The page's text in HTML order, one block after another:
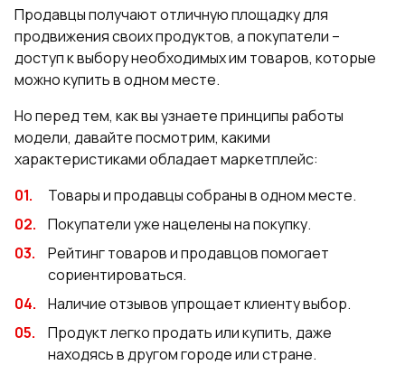
Продавцы получают отличную площадку для
продвижения своих продуктов, а покупатели –
доступ к выбору необходимых им товаров, которые
можно купить в одном месте.
Но перед тем, как вы узнаете принципы работы
модели, давайте посмотрим, какими
характеристиками обладает маркетплейс:
Товары и продавцы собраны в одном месте.
Покупатели уже нацелены на покупку.
Рейтинг товаров и продавцов помогает
сориентироваться.
Наличие отзывов упрощает клиенту выбор.
Продукт легко продать или купить, даже
находясь в другом городе или стране.